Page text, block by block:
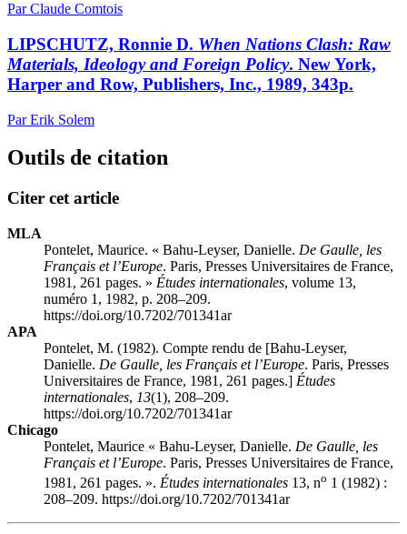
Par Claude Comtois
LIPSCHUTZ, Ronnie D. When Nations Clash: Raw
Materials, Ideology and Foreign Policy. New York,
Harper and Row, Publishers, Inc., 1989, 343p.
Par Erik Solem
Outils de citation
Citer cet article
MLA
Pontelet, Maurice. « Bahu-Leyser, Danielle. De Gaulle, les
Français et l’Europe. Paris, Presses Universitaires de France,
1981, 261 pages. » Études internationales, volume 13,
numéro 1, 1982, p. 208–209.
https://doi.org/10.7202/701341ar
APA
Pontelet, M. (1982). Compte rendu de [Bahu-Leyser,
Danielle. De Gaulle, les Français et l’Europe. Paris, Presses
Universitaires de France, 1981, 261 pages.] Études
internationales, 13(1), 208–209.
https://doi.org/10.7202/701341ar
Chicago
Pontelet, Maurice « Bahu-Leyser, Danielle. De Gaulle, les
Français et l’Europe. Paris, Presses Universitaires de France,
1981, 261 pages. ». Études internationales 13, no 1 (1982) :
208–209. https://doi.org/10.7202/701341ar